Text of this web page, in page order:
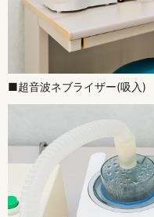
■超音波ネブライザー(吸入)